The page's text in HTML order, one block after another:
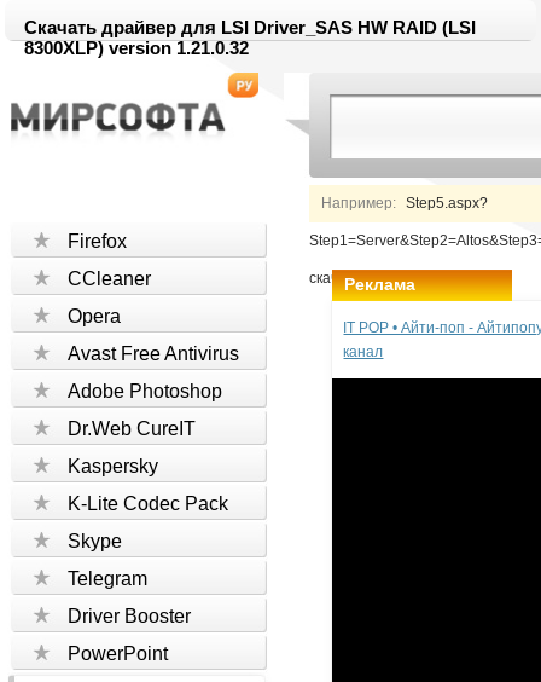
Скачать драйвер для LSI Driver_SAS HW RAID (LSI
8300XLP) version 1.21.0.32
Например: Step5.aspx?
скачать
Firefox
CCleaner
Opera
Avast Free Antivirus
Adobe Photoshop
Dr.Web CureIT
Kaspersky
K-Lite Codec Pack
Skype
Telegram
Driver Booster
PowerPoint
Реклама
IT POP • Айти-поп -
канал